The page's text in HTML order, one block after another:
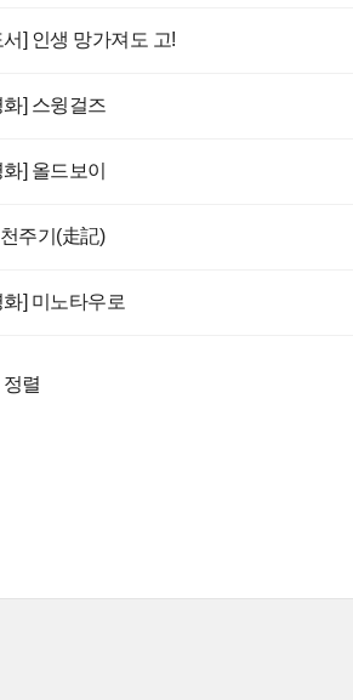
서] 인생 망가져도 고!
화] 스윙걸즈
화] 올드보이
주기(走記)
화] 미노타우로
정렬